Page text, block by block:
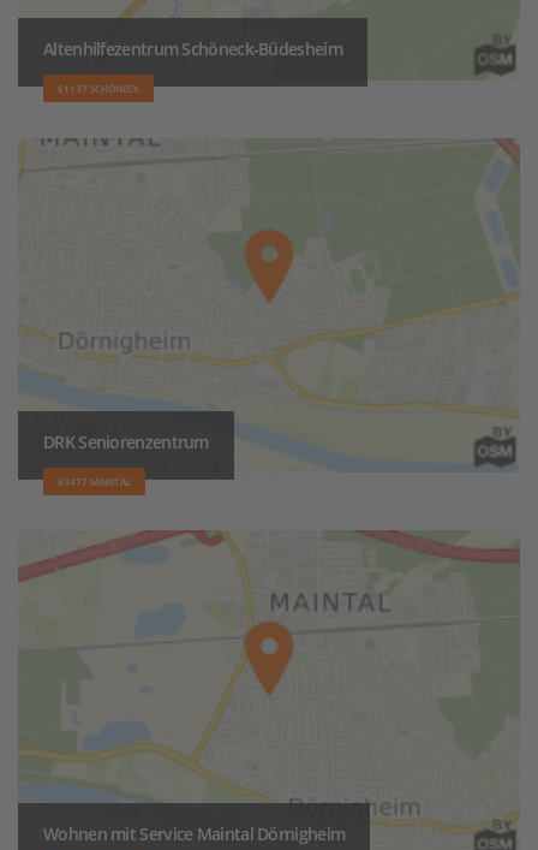
Altenhilfezentrum Schöneck-Büdesheim
61137 SCHÖNECK
DRK Seniorenzentrum
63477 MAINTAL
Wohnen mit Service Maintal Dörnigheim